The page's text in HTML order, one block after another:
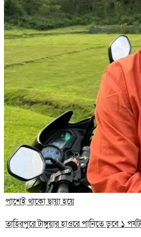
পাশেই থাকো ছায়া হয়ে
তাহিরপুরে টাঙ্গুয়ার হাওরে পানিতে ডুবে ১